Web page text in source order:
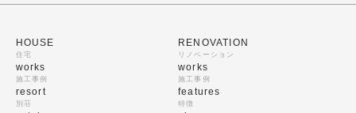
HOUSE
住宅
works
施工事例
resort
別荘
RENOVATION
リノベーション
works
施工事例
features
特徴